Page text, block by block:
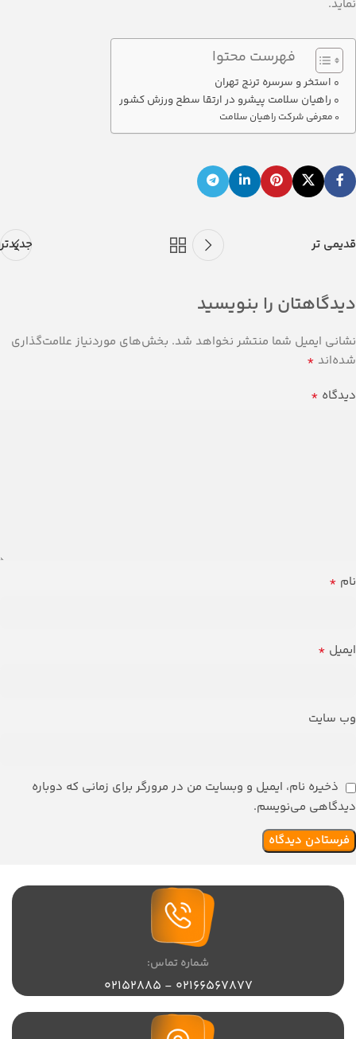
نماید.
فهرست محتوا
استخر و سرسره ترنج تهران
راهیان سلامت پیشرو در ارتقا سطح ورزش کشور
معرفی شرکت راهیان سلامت
جدیدتر قدیمی تر
دیدگاهتان را بنویسید
نشانی ایمیل شما منتشر نخواهد شد. بخش‌های موردنیاز علامت‌گذاری
شده‌اند *
دیدگاه *
نام *
ایمیل *
وب‌ سایت
ذخیره نام، ایمیل و وبسایت من در مرورگر برای زمانی که دوباره
دیدگاهی می‌نویسم.
شماره تماس:
02166567877 - 02152885